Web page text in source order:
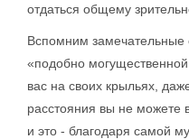
отдаться общему
Вспомним замечательные
«подобно
вас на своих крыльях,
расстояния вы не можете
и это - благодаря самой